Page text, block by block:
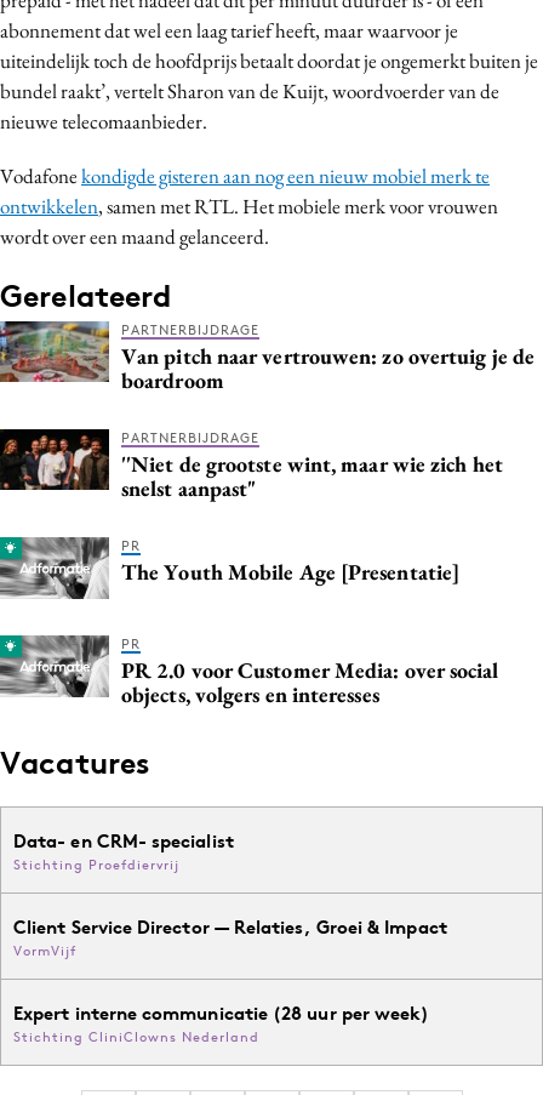
abonnement dat wel een laag tarief heeft, maar waarvoor je
uiteindelijk toch de hoofdprijs betaalt doordat je ongemerkt buiten je
bundel raakt’, vertelt Sharon van de Kuijt, woordvoerder van de
nieuwe telecomaanbieder.
Vodafonekondigde gisteren aan nog een nieuw mobiel merk te
ontwikkelen, samen met RTL. Het mobiele merk voor vrouwen
wordt over een maand gelanceerd.
Gerelateerd
PARTNERBIJDRAGE
Van pitch naar vertrouwen: zo overtuig je de
boardroom
PARTNERBIJDRAGE
''Niet de grootste wint, maar wie zich het
snelst aanpast"
PR
The Youth Mobile Age [Presentatie]
PR
PR 2.0 voor Customer Media: over social
objects, volgers en interesses
Vacatures
Data- en CRM- specialist
Stichting Proefdiervrij
Client Service Director — Relaties, Groei & Impact
VormVijf
Expert interne communicatie (28 uur per week)
Stichting CliniClowns Nederland